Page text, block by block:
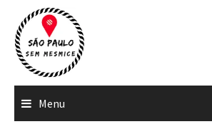
para
conteúdo
Menu